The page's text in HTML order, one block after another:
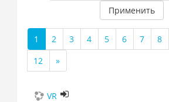
Применить
1
(текущая)
2 3 4 5 6 7 8
12
»
Далее
VR